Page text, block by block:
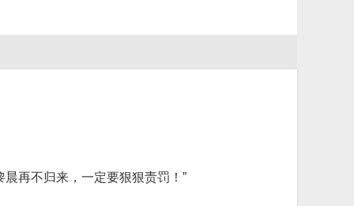
再不归来，一定要狠狠责罚！”